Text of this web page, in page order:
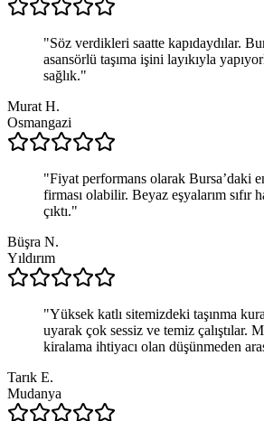
"Söz verdikleri saatte kapıdaydılar.
asansörlü taşıma işini layıkıyla
sağlık."
Murat H.
Osmangazi
"Fiyat performans olarak Bursa’daki
firması olabilir. Beyaz eşyalarım sıfır
çıktı."
Büşra N.
Yıldırım
"Yüksek katlı sitemizdeki taşınma
uyarak çok sessiz ve temiz çalıştılar.
kiralama ihtiyacı olan düşünmeden
Tarık E.
Mudanya